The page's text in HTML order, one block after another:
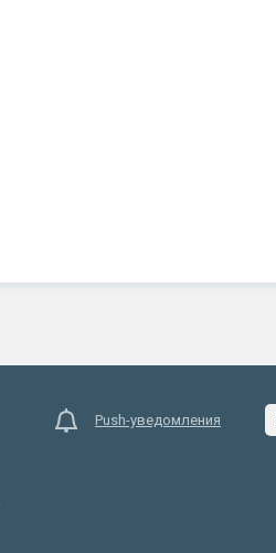
Push-уведомления